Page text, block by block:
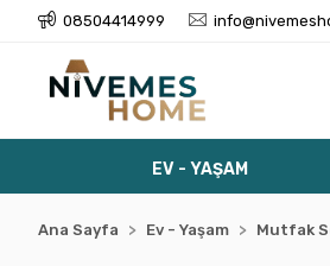
08504414999
EV - YAŞAM
Ana Sayfa Ev - Yaşam Mutfak